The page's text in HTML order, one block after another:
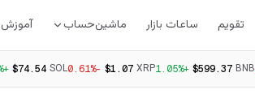
تقویم ساعات بازار ماشین‌حساب آموزش
BNB
$599.37
+1.05%
XRP
$1.07
-0.61%
SOL
$74.54
+0.62%